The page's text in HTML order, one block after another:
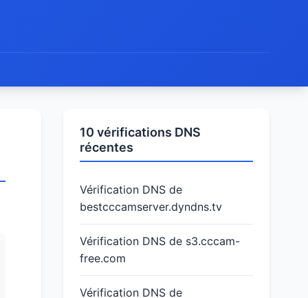
10 vérifications DNS
récentes
Vérification DNS de
bestcccamserver.dyndns.tv
Vérification DNS de s3.cccam-
free.com
Vérification DNS de